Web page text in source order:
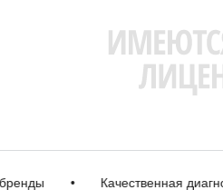
• Качественная диагностика